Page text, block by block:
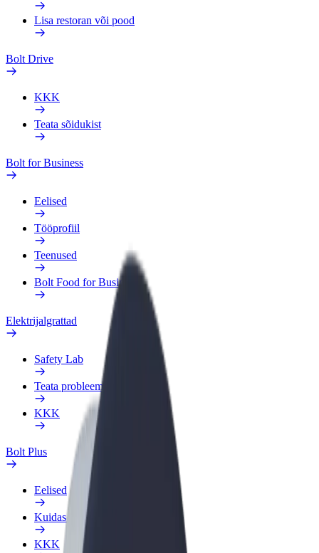
Lisa restoran või pood
Bolt Drive
KKK
Teata sõidukist
Bolt for Business
Eelised
Tööprofiil
Teenused
Bolt Food for Business
Elektrijalgrattad
Safety Lab
Teata probleemist
KKK
Bolt Plus
Eelised
Kuidas liituda
KKK